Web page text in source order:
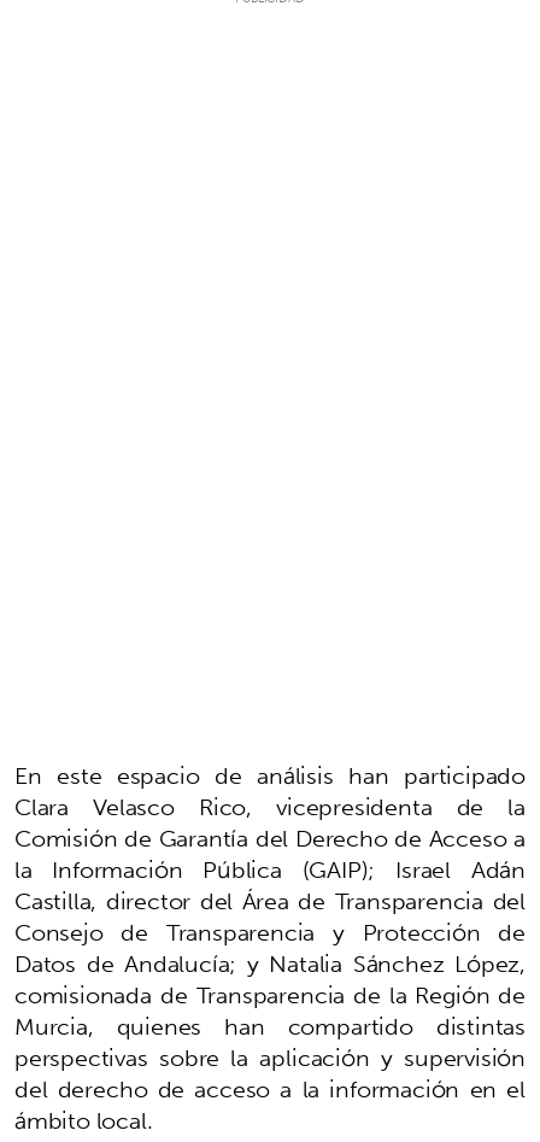
En este espacio de análisis han participado
Clara Velasco Rico, vicepresidenta de la
Comisión de Garantía del Derecho de Acceso a
la Información Pública (GAIP); Israel Adán
Castilla, director del Área de Transparencia del
Consejo de Transparencia y Protección de
Datos de Andalucía; y Natalia Sánchez López,
comisionada de Transparencia de la Región de
Murcia, quienes han compartido distintas
perspectivas sobre la aplicación y supervisión
del derecho de acceso a la información en el
ámbito local.